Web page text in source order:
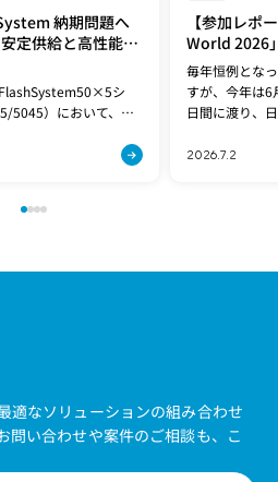
納期問題へ
定供給と高性能を
行提案
シ
5045）において、世
出荷の見通しが立た
【参加レポ
World 2026
毎年恒例とな
すが、今年は
日間に渡り、
「IBMi×AIが
2026.7.2
適なソリューションの組み合わせ
問い合わせや案件のご相談も、こ